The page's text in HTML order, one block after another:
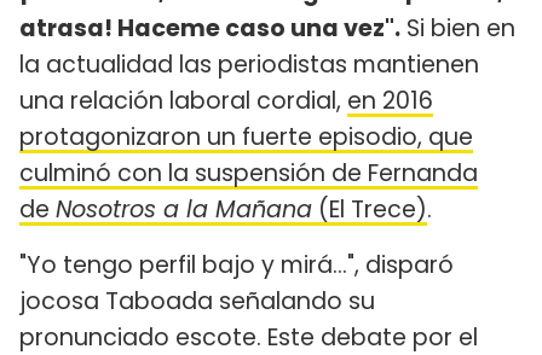
atrasa! Haceme caso una vez". Si bien en
la actualidad las periodistas mantienen
una relación laboral cordial, en 2016
protagonizaron un fuerte episodio, que
culminó con la suspensión de Fernanda
de Nosotros a la Mañana (El Trece).
"Yo tengo perfil bajo y mirá...", disparó
jocosa Taboada señalando su
pronunciado escote. Este debate por el